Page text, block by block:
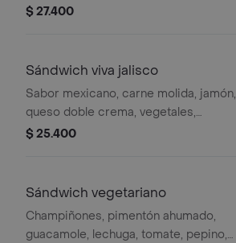
queso cheddar.
$ 27.400
Sándwich viva jalisco
Sabor mexicano, carne molida, jamón,
queso doble crema, vegetales,
jalapeños, maíz, chipotle, cheddar,
$ 25.400
Sándwich vegetariano
Champiñones, pimentón ahumado,
guacamole, lechuga, tomate, pepino,